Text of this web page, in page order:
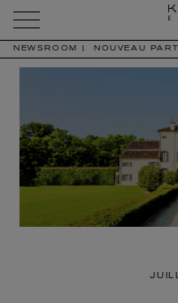
NEWSROOM NOUVEAU